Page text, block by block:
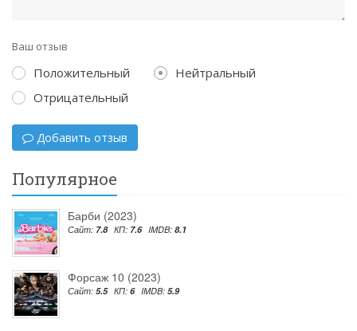
Ваш отзыв
Положительный
Нейтральный
Отрицательный
Добавить отзыв
Популярное
Барби (2023)
Сайт: 7.8 КП: 7.6 IMDB: 8.1
Форсаж 10 (2023)
Сайт: 5.5 КП: 6 IMDB: 5.9